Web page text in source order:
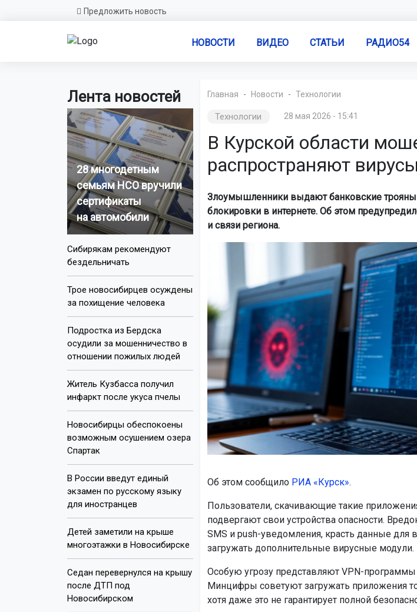
Предложить новость
НОВОСТИ ВИДЕО СТАТЬИ РАДИО54
Лента новостей
28 многодетным
семьям НСО вручили
сертификаты
на автомобили
Сибирякам рекомендуют
бездельничать
Трое новосибирцев осуждены
за похищение человека
Подростка из Бердска
осудили за мошенничество в
отношении пожилых людей
Житель Кузбасса получил
инфаркт после укуса пчелы
Новосибирцы обеспокоены
возможным осушением озера
Спартак
В России введут единый
экзамен по русскому языку
для иностранцев
Детей заметили на крыше
многоэтажки в Новосибирске
Седан перевернулся на крышу
после ДТП под
Новосибирском
Главная Новости Технологии
Технологии 28 мая 2026 - 15:41
В Курской области
распространяют
Злоумышленники выдают банковские трояны
блокировки в интернете. Об этом
и связи региона.
Об этом сообщило РИА «Курск».
Пользователи, скачивающие такие
подвергают свои устройства опасности.
SMS и push-уведомления, красть данные для
загружать дополнительные вирусные модули.
Особую угрозу представляют VPN-
Минцифры советуют загружать приложения
хотя даже это не гарантирует полной